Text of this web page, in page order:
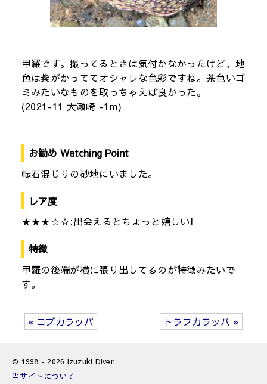
甲羅です。撮ってるときは気付かなかったけど、地
色は紫がかっててオシャレな色彩ですね。茶色いゴ
ミみたいなものを取っちゃえば良かった。
(2021-11 大瀬崎 -1m)
お勧め Watching Point
転石混じりの砂地にいました。
レア度
★★★☆☆:出会えるとちょっと嬉しい!
特徴
甲羅の後端が横に張り出してるのが特徴みたいで
す。
« コブカラッパ トラフカラッパ »
© 1998 - 2026 Izuzuki Diver
当サイトについて